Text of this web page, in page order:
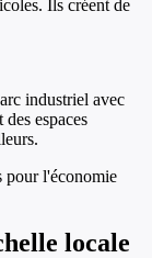
Ils créent de
industriel avec
espaces
pour l'économie
locale